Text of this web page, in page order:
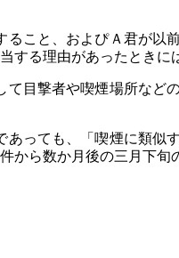
こと、およぴＡ君が以
る理由があったときに
目撃者や喫煙場所など
っても、「喫煙に類似
ら数か月後の三月下旬